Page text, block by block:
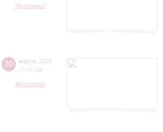
Музиторий
20 марта
2019
18:30 Ср
Музиторий